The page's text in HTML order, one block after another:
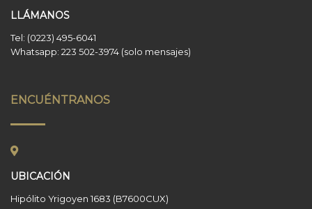
LLÁMANOS
Tel: (0223) 495-6041
Whatsapp: 223 502-3974 (solo mensajes)
ENCUÉNTRANOS
UBICACIÓN
Hipólito Yrigoyen 1683 (B7600CUX)